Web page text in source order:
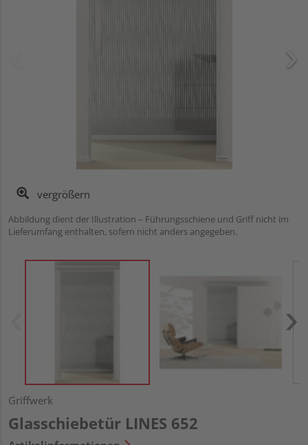
vergrößern
Abbildung dient der Illustration – Führungsschiene und Griff nicht im
Lieferumfang enthalten, sofern nicht anders angegeben.
Griffwerk
Glasschiebetür LINES 652